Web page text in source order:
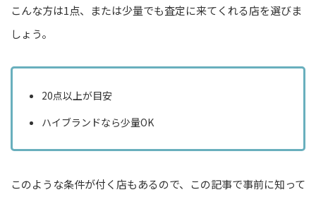
こんな方は1点、または少量でも査定に来てくれる店を選びま
しょう。
20点以上が目安
ハイブランドなら少量OK
このような条件が付く店もあるので、この記事で事前に知って